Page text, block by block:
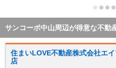
サンコーポ中山周辺が得意な不動
住まいLOVE不動産株式会社エ
店